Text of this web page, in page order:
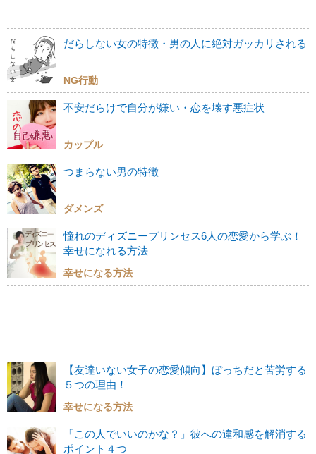
だらしない女の特徴・男の人に絶対ガッカリされる
NG行動
不安だらけで自分が嫌い・恋を壊す悪症状
カップル
つまらない男の特徴
ダメンズ
憧れのディズニープリンセス6人の恋愛から学ぶ！
幸せになれる方法
幸せになる方法
【友達いない女子の恋愛傾向】ぼっちだと苦労する
５つの理由！
幸せになる方法
「この人でいいのかな？」彼への違和感を解消する
ポイント４つ